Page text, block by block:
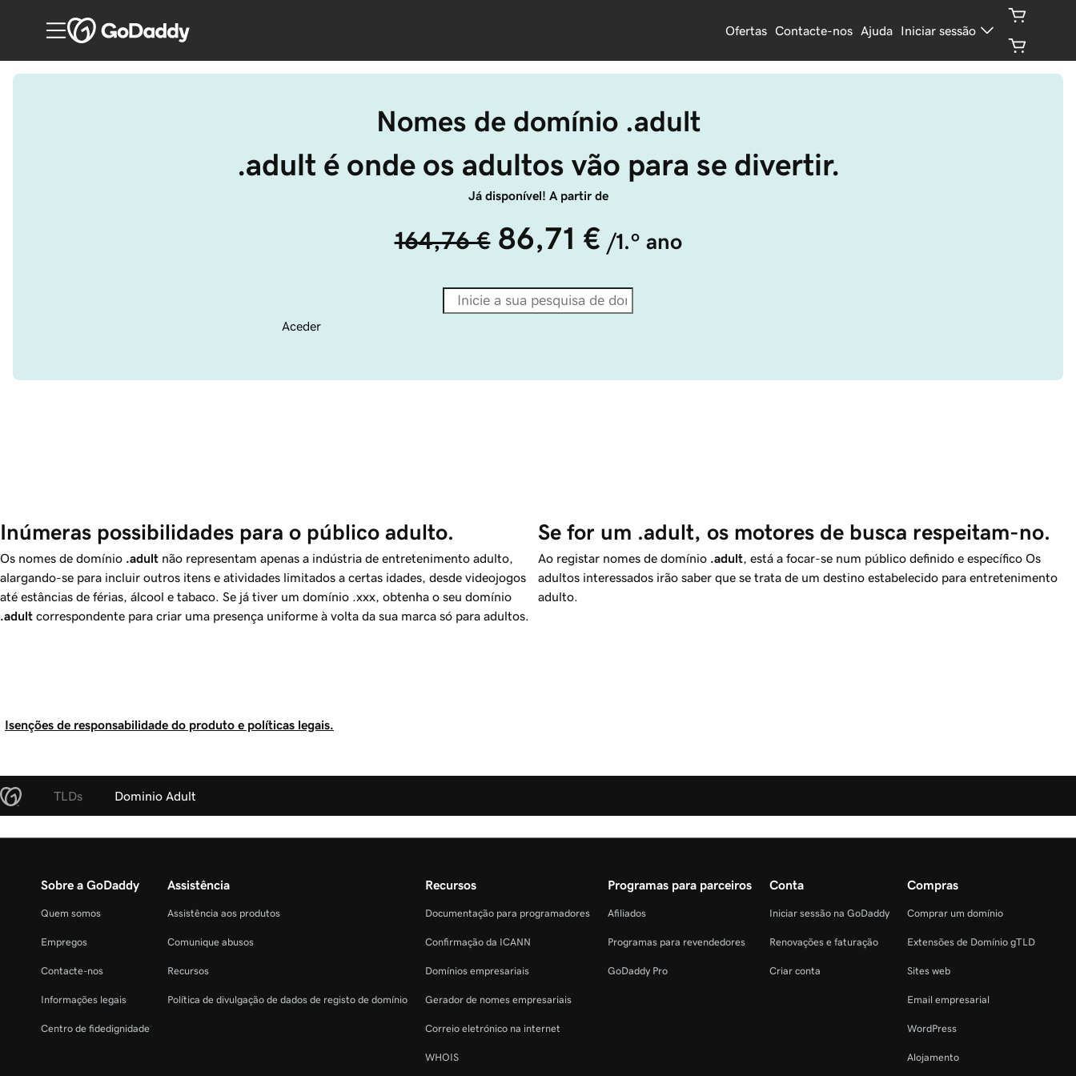
Ofertas Contacte-nos Ajuda Iniciar sessão
Nomes de domínio .adult
.adult é onde os adultos vão para se divertir.
Já disponível! A partir de
164,76 € 86,71 € /1.º ano
Aceder
Inúmeras possibilidades para o público adulto.
Os nomes de domínio .adult não representam apenas a indústria de entretenimento adulto,
alargando-se para incluir outros itens e atividades limitados a certas idades, desde videojogos
até estâncias de férias, álcool e tabaco. Se já tiver um domínio .xxx, obtenha o seu domínio
.adult correspondente para criar uma presença uniforme à volta da sua marca só para adultos.
Se for um .adult, os motores de busca respeitam-no.
Ao registar nomes de domínio .adult, está a focar-se num público definido e específico Os
adultos interessados irão saber que se trata de um destino estabelecido para entretenimento
adulto.
Isenções de responsabilidade do produto e políticas legais.
TLDs Dominio Adult
Sobre a GoDaddy
Quem somos
Empregos
Contacte-nos
Informações legais
Centro de fidedignidade
Assistência
Assistência aos produtos
Comunique abusos
Recursos
Política de divulgação de dados de registo de domínio
Recursos
Documentação para programadores
Confirmação da ICANN
Domínios empresariais
Gerador de nomes empresariais
Correio eletrónico na internet
WHOIS
Programas para parceiros
Afiliados
Programas para revendedores
GoDaddy Pro
Conta
Iniciar sessão na GoDaddy
Renovações e faturação
Criar conta
Compras
Comprar um domínio
Extensões de Domínio gTLD
Sites web
Email empresarial
WordPress
Alojamento